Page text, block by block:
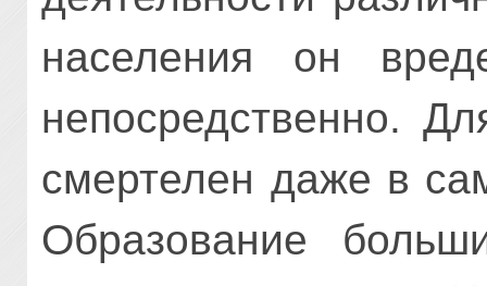
населения он
непосредственно.
смертелен даже в
Образование